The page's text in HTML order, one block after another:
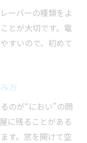
ーバーの種類をよ
とが大切です。電
すいので、初めて
方
のが“におい”の問
に残ることがある
す。窓を開けて空